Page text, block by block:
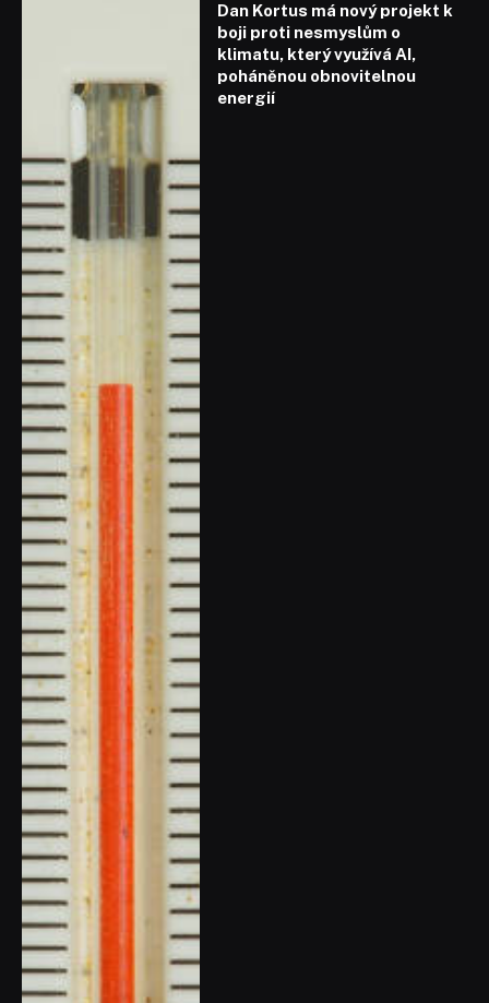
Dan Kortus má nový projekt k
boji proti nesmyslům o
klimatu, který využívá AI,
poháněnou obnovitelnou
energií